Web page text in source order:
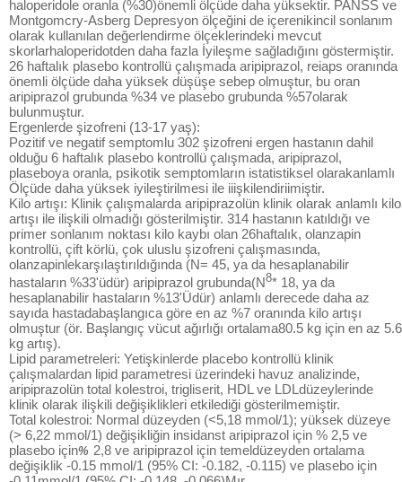
haloperidole oranla (%30)önemli ölçüde daha yüksektir. PANSS ve
Montgomcry-Asberg Depresyon ölçeğini de içerenikincil sonlanım
olarak kullanılan değerlendirme ölçeklerindeki mevcut
skorlarhaloperidotden daha fazla İyileşme sağladığını göstermiştir.
26 haftalık plasebo kontrollü çalışmada aripiprazol, reiaps oranında
önemli ölçüde daha yüksek düşüşe sebep olmuştur, bu oran
aripiprazol grubunda %34 ve plasebo grubunda %57olarak
bulunmuştur.
Ergenlerde şizofreni (13-17 yaş):
Pozitif ve negatif semptomlu 302 şizofreni ergen hastanın dahil
olduğu 6 haftalık plasebo kontrollü çalışmada, aripiprazol,
plaseboya oranla, psikotik semptomların istatistiksel olarakanlamlı
Ölçüde daha yüksek iyileştirilmesi ile iiişkilendiriimiştir.
Kilo artışı: Klinik çalışmalarda aripiprazolün klinik olarak anlamlı kilo
artışı ile ilişkili olmadığı gösterilmiştir. 314 hastanın katıldığı ve
primer sonlanım noktası kilo kaybı olan 26haftalık, olanzapin
kontrollü, çift körlü, çok uluslu şizofreni çalışmasında,
olanzapinlekarşılaştırıldığında (N= 45, ya da hesaplanabilir
hastaların %33'üdür) aripiprazol grubunda(N8* 18, ya da
hesaplanabilir hastaların %13'Üdür) anlamlı derecede daha az
sayıda hastadabaşlangıca göre en az %7 oranında kilo artışı
olmuştur (ör. Başlangıç vücut ağırlığı ortalama80.5 kg için en az 5.6
kg artış).
Lipid parametreleri: Yetişkinlerde placebo kontrollü klinik
çalışmalardan lipid parametresi üzerindeki havuz analizinde,
aripiprazolün total kolestroi, trigliserit, HDL ve LDLdüzeylerinde
klinik olarak ilişkili değişiklikleri etkilediği gösterilmemiştir.
Total kolestroi: Normal düzeyden (<5,18 mmol/1); yüksek düzeye
(> 6,22 mmol/1) değişikliğin insidanst aripiprazol için % 2,5 ve
plasebo için% 2,8 ve aripiprazol için temeldüzeyden ortalama
değişiklik -0.15 mmol/1 (95% CI: -0.182, -0.115) ve plasebo için